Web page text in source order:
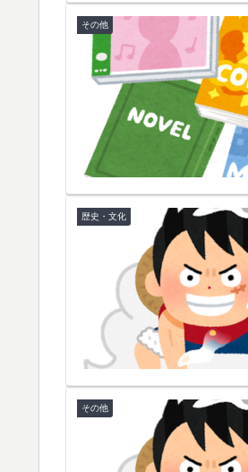
するらしい
▶ ドイツの湖上に巨大
▶ 【画像】フジテレビ
日本で婚活する韓国
▶ 韓国人「PSG、日本
ﾌﾞﾙ）」「レギュラー
▶ 【海外の反応】なぜ
海外「全部日本の真
題に
韓国人「PSG、日本
ブル）」「レギュラ
▶ 【MLB】先発投手の
ウスキーと同じ勝数
韓国人「これが新時
その他
歴史・文化
その他